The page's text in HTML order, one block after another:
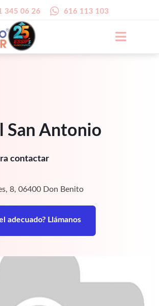
345 06 26 616 113 103
San Antonio
contactar
8, 06400 Don Benito
adecuado? Llámanos